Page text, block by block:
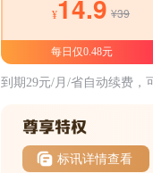
¥14.9 ¥39
每日仅0.48元
到期29元/月/省自动续费，
标讯详情查看